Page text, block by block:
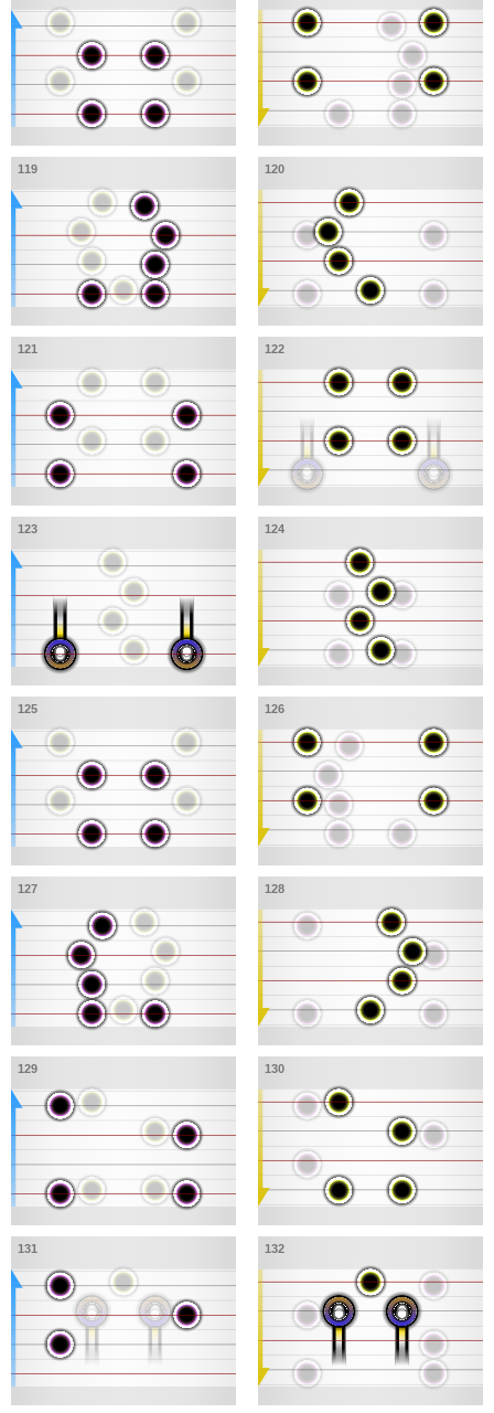
119 120
121 122
123 124
125 126
127 128
129 130
131 132